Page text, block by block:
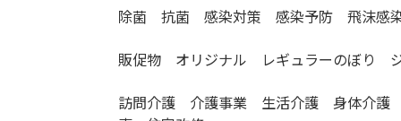
除菌 抗菌 感染対策 感染予防 飛沫
販促物 オリジナル レギュラーのぼり
訪問介護 介護事業 生活介護 身体介